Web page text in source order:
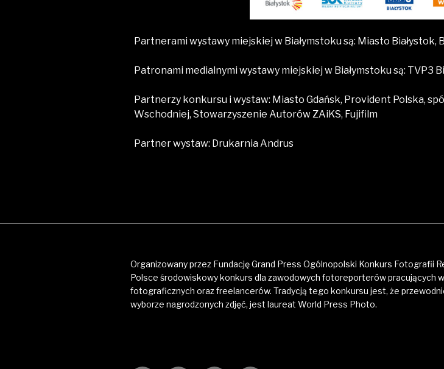
Partnerami wystawy miejskiej w Białymstoku są: Miasto Białystok,
Patronami medialnymi wystawy miejskiej w Białymstoku są: TVP3
Partnerzy konkursu i wystaw: Miasto Gdańsk, Provident Polska,
Wschodniej, Stowarzyszenie Autorów ZAiKS, Fujifilm
Partner wystaw: Drukarnia Andrus
Organizowany przez Fundację Grand Press Ogólnopolski Konkurs Fotografii
Polsce środowiskowy konkurs dla zawodowych fotoreporterów pracujących
fotograficznych oraz freelancerów. Tradycją tego konkursu jest, że
wyborze nagrodzonych zdjęć, jest laureat World Press Photo.